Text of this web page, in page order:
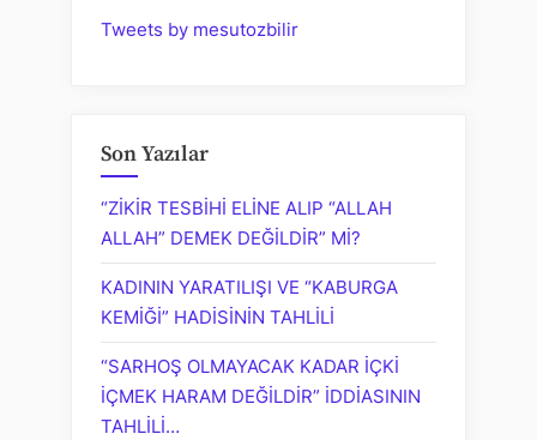
Tweets by mesutozbilir
Son Yazılar
“ZİKİR TESBİHİ ELİNE ALIP “ALLAH
ALLAH” DEMEK DEĞİLDİR” Mİ?
KADININ YARATILIŞI VE “KABURGA
KEMİĞİ” HADİSİNİN TAHLİLİ
“SARHOŞ OLMAYACAK KADAR İÇKİ
İÇMEK HARAM DEĞİLDİR” İDDİASININ
TAHLİLİ…